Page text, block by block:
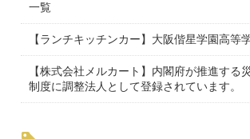
一覧
【ランチキッチンカー】大阪偕星学園高等
【株式会社メルカート】内閣府が推進する
制度に調整法人として登録されています。